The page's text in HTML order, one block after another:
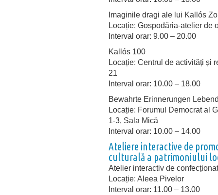
Imaginile dragi ale lui Kallós
Locație: Gospodăria-atelier de
Interval orar: 9.00 – 20.00
Kallós 100
Locație: Centrul de activități și
21
Interval orar: 10.00 – 18.00
Bewahrte Erinnerungen
Locație: Forumul Democrat al
1-3, Sala Mică
Interval orar: 10.00 – 14.00
Ateliere interactive de
culturală a patrimoniului
Atelier interactiv de
Locație: Aleea Pivelor
Interval orar: 11.00 – 13.00